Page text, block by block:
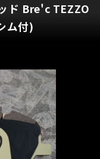
ド Bre'c TEZZO
ム付)